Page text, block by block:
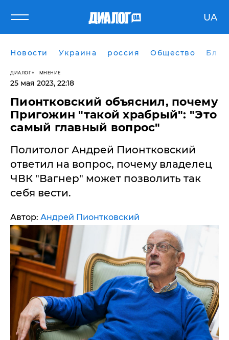
UA
Новости Украина россия Общество
ДИАЛОГ МНЕНИЕ
25 мая 2023, 22:18
Пионтковский объяснил, почему
Пригожин "такой храбрый": "Это
самый главный вопрос"
Политолог Андрей Пионтковский
ответил на вопрос, почему владелец
ЧВК "Вагнер" может позволить так
себя вести.
Автор: Андрей Пионтковский